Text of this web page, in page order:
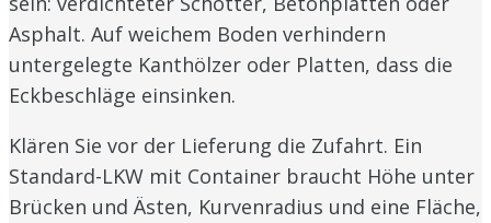
Asphalt. Auf weichem Boden verhindern
untergelegte Kanthölzer oder Platten, dass die
Eckbeschläge einsinken.
Klären Sie vor der Lieferung die Zufahrt. Ein
Standard-LKW mit Container braucht Höhe unter
Brücken und Ästen, Kurvenradius und eine Fläche,